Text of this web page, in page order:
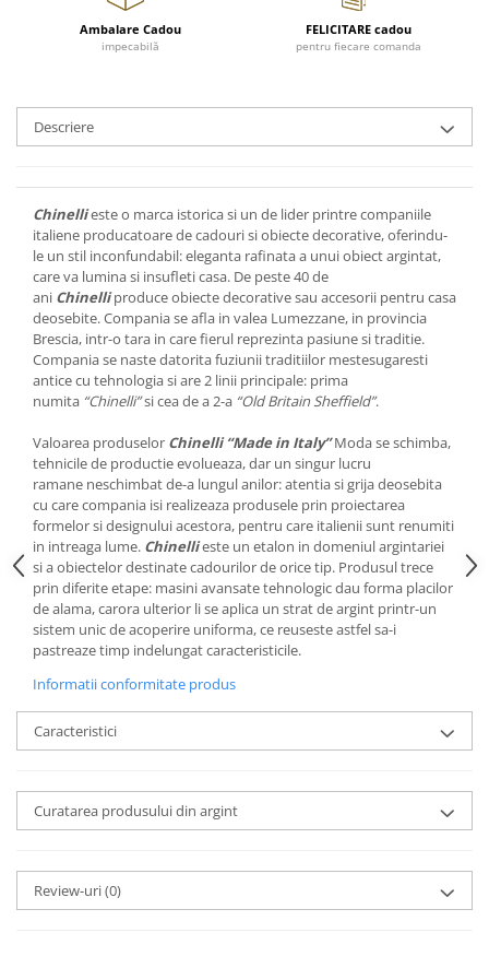
PAHARE SI ACCESORII
ACCESORII PENTRU FEMEI
SFEȘNICE
CARAFE
FRUCTIERE ARGINTATE
ACCESORII PENTRU BĂRBAȚI
ACCESORII PENTRU BIROU
BOLURI DECO
AROME DE INTERIOR
TEXTILE
BIJUTERII
ARANJAMENTE FLORALE
PERNE
Cote Noire
PLATINUM
CHARDONS GOLD, PLATINUM
JASPER CONRAN PLATINUM
CHINOISERIE GREEN
100 YEARS
BLANC SUR BLANC
GROSGRAIN
LACE GOLD
LACE PLATINUM
POLKA BLUE
CHEEKY PINK
ARRIS
CELESTIAL PLATINUM
CORNUCOPIA
INTAGLIO
JASPER CONRAN GOLD
RENAISSANCE GOLD
ANTHEMION BLUE
BUTTERFLY BLOOM
OLD COUNTRY ROSES
SIGNET PLATINUM
CELESTIAL GOLD
CHINOISERIE WHITE
JASPER CONRAN WHITE
CILI
GIULIA
NOTTE DI STELLE
PLINIO
YOUNG
VIP
PIUME
AURIS
BOTANIC GARDEN
STELLA
CORPORATE
BABY COLLECTION
ROSE
WITH LOVE SILVER
WITH LOVE BLACK
WITH LOVE WHITE
INFINITY
WISH
LOVE KNOTS GOLD
WITH LOVE NOUVEAU
WITH LOVE GOLD
Ambalare Cadou
impecabilă
FELICITARE cadou
pentru fiecare comanda
Descriere
Chinellieste o marca istorica si un de lider printre companiile
italiene producatoare de cadouri si obiecte decorative, oferindu-
le un stil inconfundabil: eleganta rafinata a unui obiect argintat,
care va lumina si insufleti casa. De peste 40 de
ani Chinelliproduce obiecte decorative sau accesorii pentru casa
deosebite. Compania se afla in valea Lumezzane, in provincia
Brescia, intr-o tara in care fierul reprezinta pasiune si traditie.
Compania se naste datorita fuziunii traditiilor mestesugaresti
antice cu tehnologia si are 2 linii principale: prima
numita “Chinelli”si cea de a 2-a “Old Britain Sheffield”.
Valoarea produselor Chinelli “Made in Italy”Moda se schimba,
tehnicile de productie evolueaza, dar un singur lucru
ramane neschimbat de-a lungul anilor: atentia si grija deosebita
cu care compania isi realizeaza produsele prin proiectarea
formelor si designului acestora, pentru care italienii sunt renumiti
in intreaga lume. Chinellieste un etalon in domeniul argintariei
si a obiectelor destinate cadourilor de orice tip. Produsul trece
prin diferite etape: masini avansate tehnologic dau forma placilor
de alama, carora ulterior li se aplica un strat de argint printr-un
sistem unic de acoperire uniforma, ce reuseste astfel sa-i
pastreaze timp indelungat caracteristicile.
Informatii conformitate produs
Caracteristici
Curatarea produsului din argint
Review-uri(0)